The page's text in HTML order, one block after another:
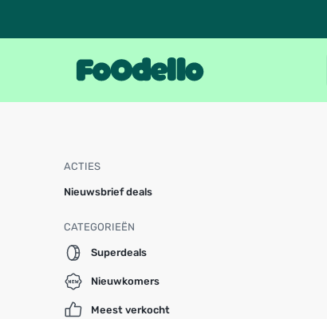
ACTIES
Nieuwsbrief deals
CATEGORIEËN
Superdeals
Nieuwkomers
Meest verkocht